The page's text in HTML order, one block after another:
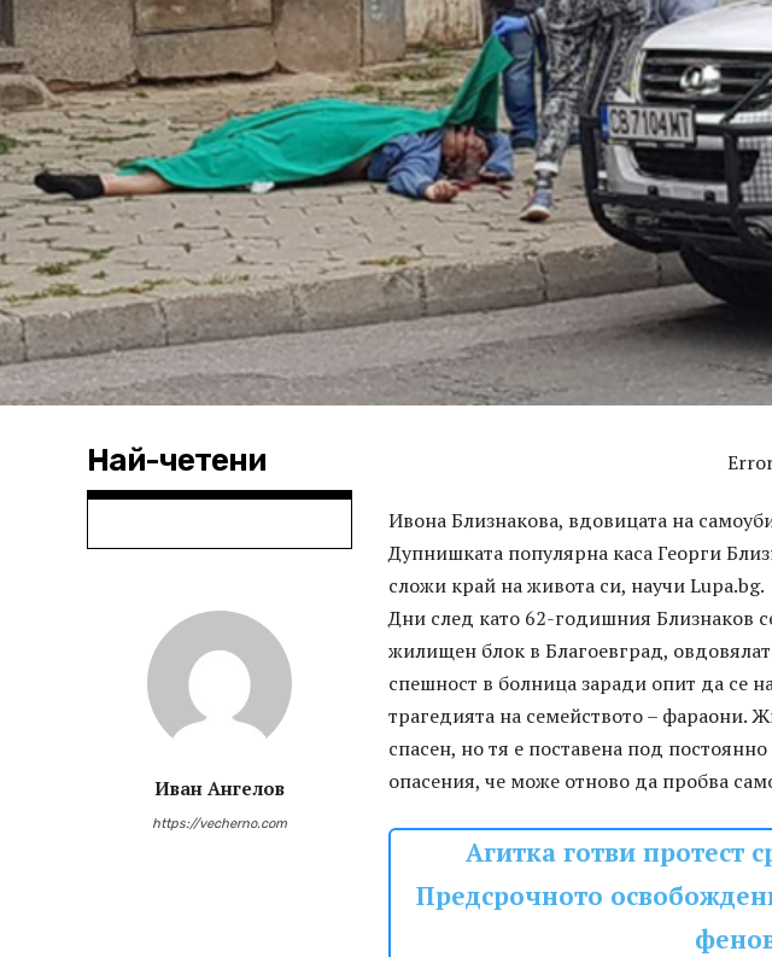
Най-четени
Иван Ангелов
https://vecherno.com
Ивона Близнакова, вдовицата на
Дупнишката популярна каса Георги
сложи край на живота си, научи Lupa.bg.
Дни след като 62-годишния Близнаков
жилищен блок в Благоевград,
спешност в болница заради опит да се
трагедията на семейството – фараони.
спасен, но тя е поставена под
опасения, че може отново да пробва
Агитка готви протест
Предсрочното